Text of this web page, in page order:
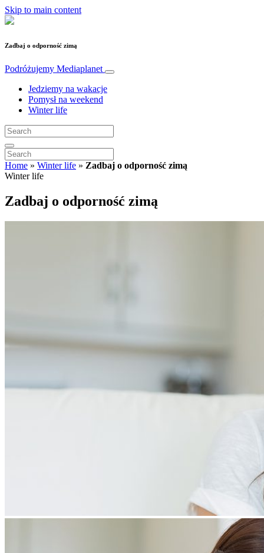
Skip to main content
Zadbaj o odporność zimą
Podróżujemy Mediaplanet
Jedziemy na wakacje
Pomysł na weekend
Winter life
Home » Winter life » Zadbaj o odporność zimą
Winter life
Zadbaj o odporność zimą